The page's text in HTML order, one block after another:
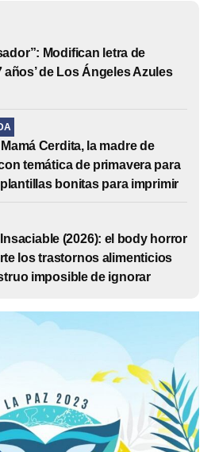
Modifican letra de
años’ de Los Ángeles Azules
Cerdita, la madre de
temática de primavera para
bonitas para imprimir
(2026): el body horror
los trastornos alimenticios
imposible de ignorar